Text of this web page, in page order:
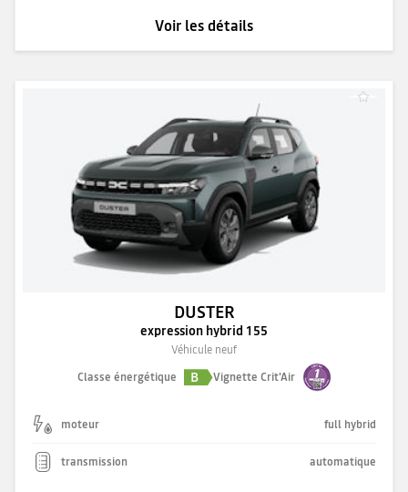
Voir les détails
DUSTER
expression hybrid 155
Véhicule neuf
Classe énergétique
B Vignette Crit'Air
moteur full hybrid
transmission automatique